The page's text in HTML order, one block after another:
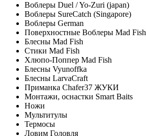
Воблеры Duel / Yo-Zuri (japan)
Воблеры SureCatch (Singapore)
Воблеры German
Поверхностные Воблеры Mad Fish
Блесны Mad Fish
Стики Mad Fish
Хлюпо-Поппер Mad Fish
Блесны Vyunoffka
Блесны LarvaCraft
Приманка Chafer37 ЖУКИ
Монтажи, оснастки Smart Baits
Ножи
Мультитулы
Термосы
Ловим Головля